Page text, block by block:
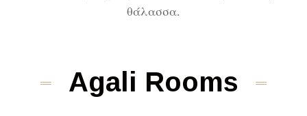
θάλασσα.
Agali Rooms